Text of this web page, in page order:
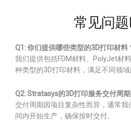
常见问题
Q1: 你们提供哪些类型的3D打印材料
我们提供包括FDM材料、PolyJet材
种类型的3D打印材料，满足不同领域
Q2: Stratasys的3D打印服务交付周
交付周期因项目复杂性而异，通常
间内开始生产，确保按时交付。